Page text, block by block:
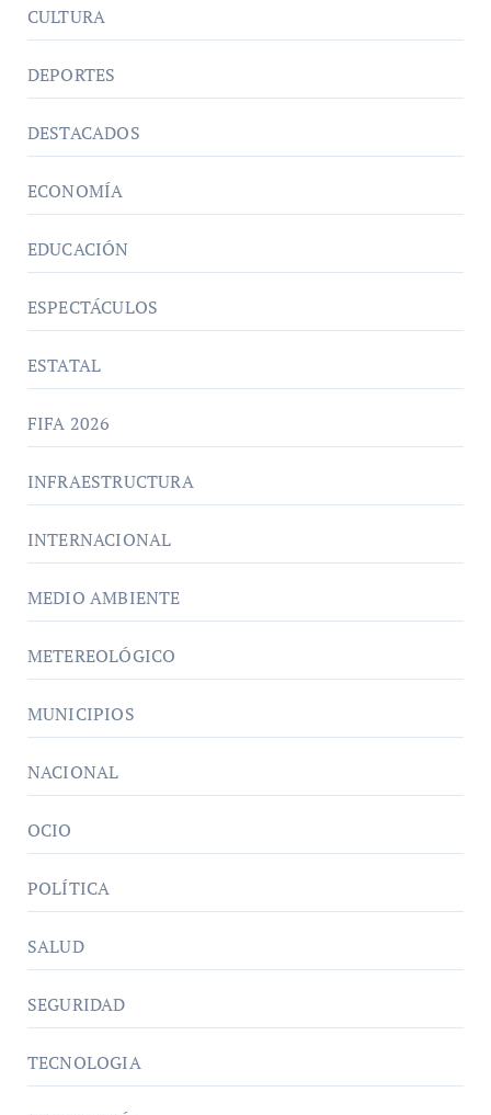
CULTURA
DEPORTES
DESTACADOS
ECONOMÍA
EDUCACIÓN
ESPECTÁCULOS
ESTATAL
FIFA 2026
INFRAESTRUCTURA
INTERNACIONAL
MEDIO AMBIENTE
METEREOLÓGICO
MUNICIPIOS
NACIONAL
OCIO
POLÍTICA
SALUD
SEGURIDAD
TECNOLOGIA